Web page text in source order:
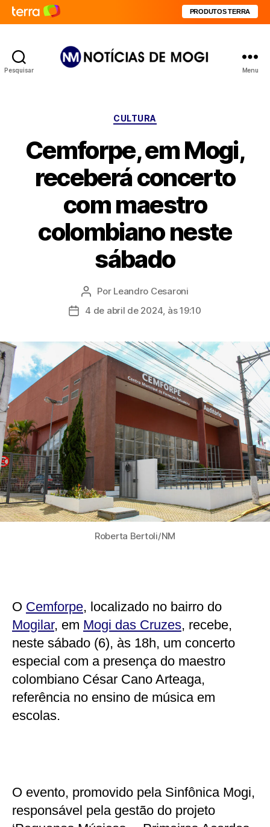
PRODUTOS TERRA
Pesquisar Menu
Categorias
CULTURA
Cemforpe, em Mogi,
receberá concerto
com maestro
colombiano neste
sábado
Autor
do
Por Leandro Cesaroni
Data4 de abril de 2024, às 19:10
Roberta Bertoli/NM
O Cemforpe, localizado no bairro do
Mogilar, em Mogi das Cruzes, recebe,
neste sábado (6), às 18h, um concerto
especial com a presença do maestro
colombiano César Cano Arteaga,
referência no ensino de música em
escolas.
O evento, promovido pela Sinfônica Mogi,
responsável pela gestão do projeto